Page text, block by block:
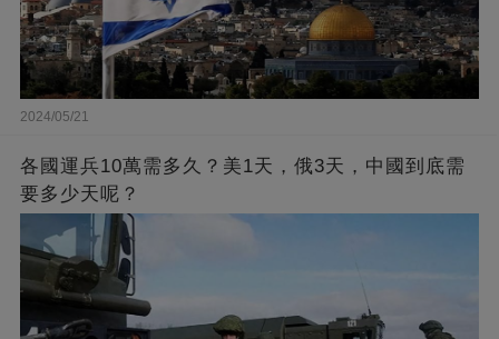
2024/05/21
各國運兵10萬需多久？美1天，俄3天，中國到底需
要多少天呢？